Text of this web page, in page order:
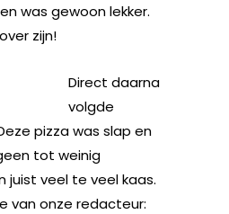
was gewoon lekker.
zijn!
Direct daarna
volgde
pizza was slap en
tot weinig
juist veel te veel kaas.
van onze redacteur: